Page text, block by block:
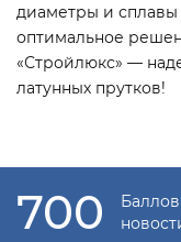
диаметры и сплавы
оптимальное
«Стройлюкс» —
латунных прутков!
700